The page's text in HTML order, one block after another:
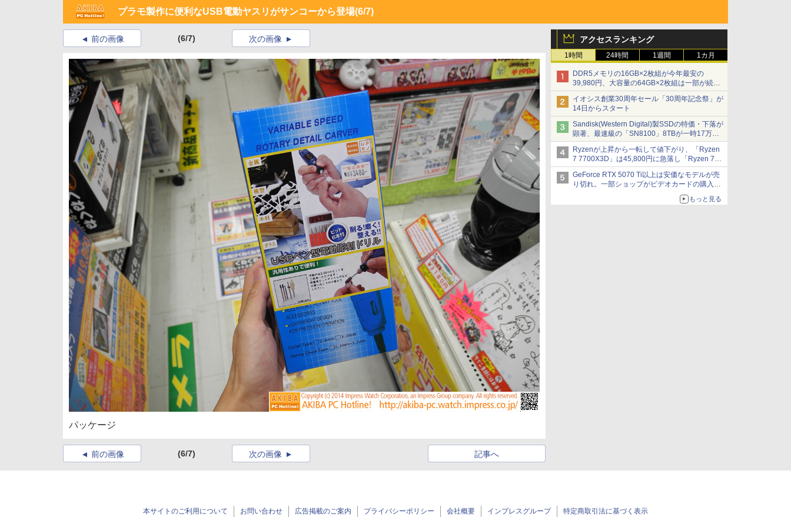
プラモ製作に便利なUSB電動ヤスリがサンコーから登場(6/7)
アクセスランキング
1時間 24時間 1週間 1カ月
DDR5メモリの16GB×2枚組が今年最安の
39,980円、大容量の64GB×2枚組は一部が続騰
[8月前半のメモリ価格]
イオシス創業30周年セール「30周年記念祭」が
14日からスタート
Sandisk(Western Digital)製SSDの特価・下落が
顕著、最速級の「SN8100」8TBが一時17万円
割れ [8月前半のSSD価格]
Ryzenが上昇から一転して値下がり、「Ryzen
7 7700X3D」は45,800円に急落し「Ryzen 7
7800X3D」との価格逆転解消 [8月前半のCPU
価格]
GeForce RTX 5070 Ti以上は安価なモデルが売
り切れ。一部ショップがビデオカードの購入制
限を実施したニュースが注目を集める AKIBA
PC Hotline! 先週のアクセスランキング 26年7月
もっと見る
前の画像 (6/7) 次の画像
パッケージ
前の画像 (6/7) 記事へ
次の画像
本サイトのご利用について お問い合わせ 広告掲載のご案内 プライバシーポリシー 会社概要 インプレスグループ 特定商取引法に基づく表示